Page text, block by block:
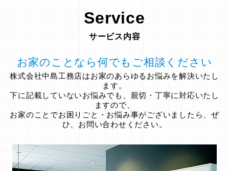
Service
サービス内容
お家のことなら何でもご相談ください
株式会社中島工務店はお家のあらゆるお悩みを解決いたし
ます。
下に記載していないお悩みでも、親切・丁寧に対応いたし
ますので、
お家のことでお困りごと・お悩み事がございましたら、ぜ
ひ、お問い合わせください。